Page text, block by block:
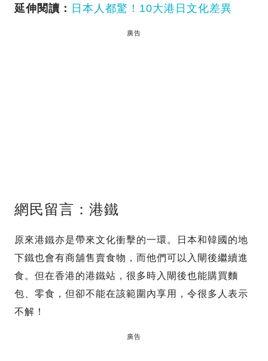
延伸閱讀： 日本人都驚！10大港日文化差異
廣告
網民留言：港鐵
原來港鐵亦是帶來文化衝擊的一環。日本和韓國的地
下鐵也會有商舖售賣食物，而他們可以入閘後繼續進
食。但在香港的港鐵站，很多時入閘後也能購買麵
包、零食，但卻不能在該範圍內享用，令很多人表示
不解！
廣告